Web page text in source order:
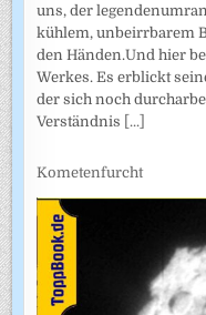
uns, der
kühlem, unbeirrbarem
den Händen.Und hier
Werkes. Es erblickt
der sich noch
Verständnis [...]
Kometenfurcht